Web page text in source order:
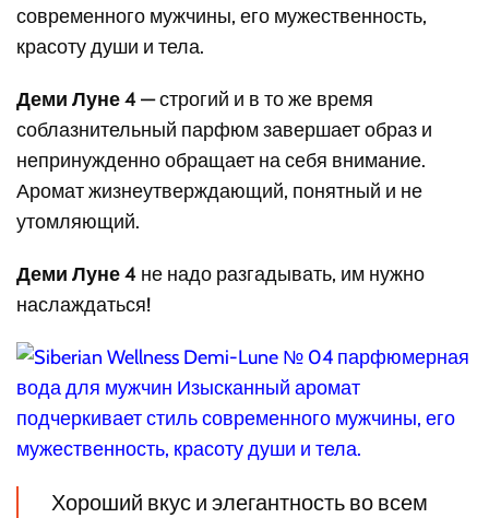
современного мужчины, его мужественность,
красоту души и тела.
Деми Луне 4 —строгий и в то же время
соблазнительный парфюм завершает образ и
непринужденно обращает на себя внимание.
Аромат жизнеутверждающий, понятный и не
утомляющий.
Деми Луне 4 не надо разгадывать, им нужно
наслаждаться!
Хороший вкус и элегантность во всем